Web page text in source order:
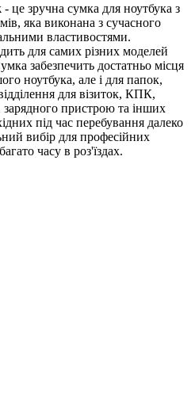
- це зручна сумка для ноутбука з
яка виконана з сучасного
властивостями.
для самих різних моделей
забезпечить достатньо місця
ноутбука, але і для папок,
для візиток, КПК,
зарядного пристрою та інших
під час перебування далеко
вибір для професійних
часу в роз'їздах.